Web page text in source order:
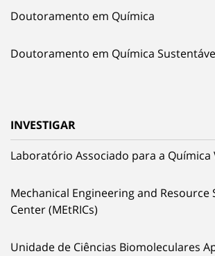
Doutoramento em Química
Doutoramento em Química
INVESTIGAR
Laboratório Associado para a Química
Mechanical Engineering and Resource
Center (MEtRICs)
Unidade de Ciências Biomoleculares